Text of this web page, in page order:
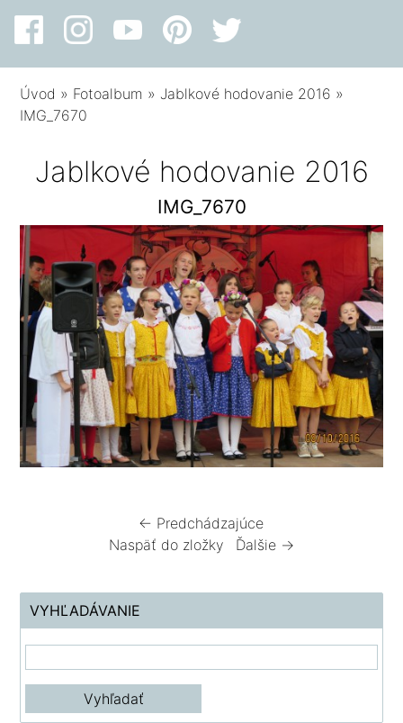
Úvod » Fotoalbum » Jablkové hodovanie 2016 »
IMG_7670
Jablkové hodovanie 2016
IMG_7670
← Predchádzajúce
Naspäť do zložky
Ďalšie →
VYHĽADÁVANIE